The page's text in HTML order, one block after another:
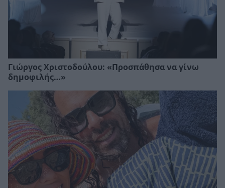
Γιώργος Χριστοδούλου: «Προσπάθησα να γίνω
δημοφιλής…»